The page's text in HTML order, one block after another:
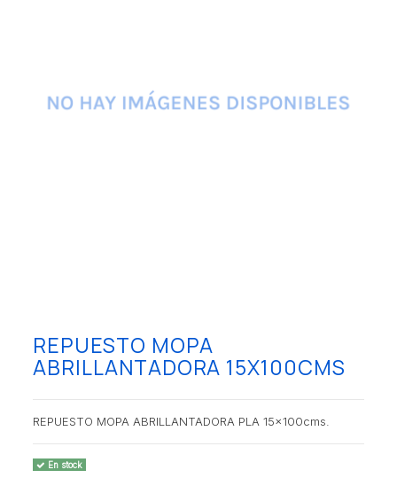
REPUESTO MOPA
ABRILLANTADORA 15X100CMS
REPUESTO MOPA ABRILLANTADORA PLA 15x100cms.
En stock